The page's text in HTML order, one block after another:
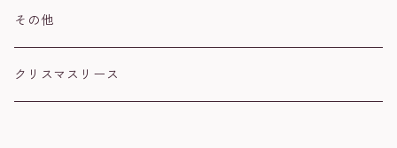
シマエナガ
スズメ
シルバー
ハート
オカメインコ
その他
クリスマスリース